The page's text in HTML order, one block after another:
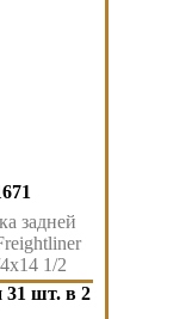
задней
1/2
Sampa
31 шт. в 2